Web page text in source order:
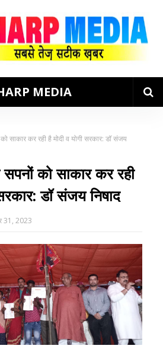
MEDIA
कर रही है मोदी व योगी सरकार: डॉ संजय
को साकार कर रही
डॉ संजय निषाद
31, 2023